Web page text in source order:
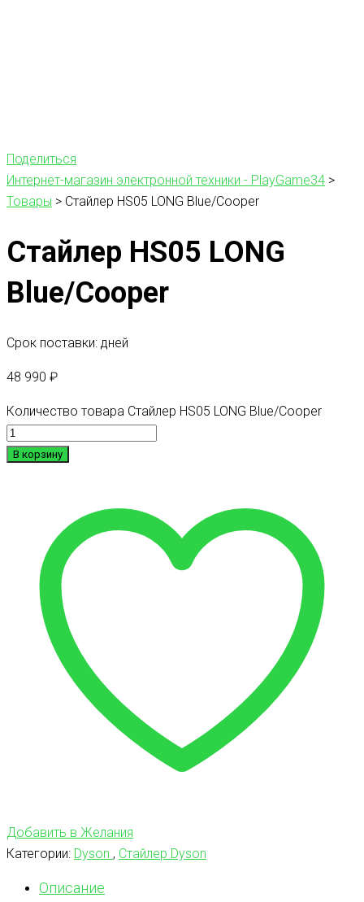
Поделиться
Интернет-магазин электронной техники - PlayGame34 >
Товары > Стайлер HS05 LONG Blue/Cooper
Стайлер HS05 LONG
Blue/Cooper
Срок поставки: дней
48 990 ₽
Количество товара Стайлер HS05 LONG Blue/Cooper
В корзину
Добавить в Желания
Категории: Dyson , Стайлер Dyson
Описание